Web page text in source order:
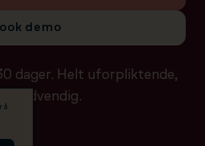
demo
dager. Helt uforpliktende,
nødvendig.
å